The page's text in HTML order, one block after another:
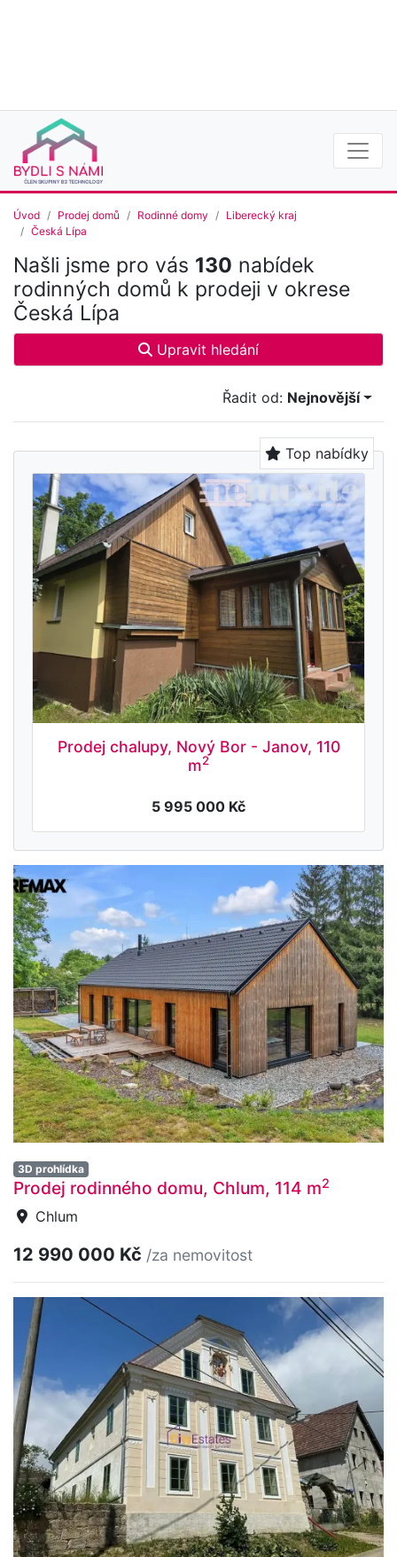
Úvod Prodej domů Rodinné domy
Liberecký kraj
Česká Lípa
Našli jsme pro vás 130 nabídek
rodinných domů k prodeji v okrese
Česká Lípa
Upravit hledání
Řadit od: Nejnovější
Top nabídky
Prodej chalupy, Nový Bor - Janov, 110
m2
5 995 000 Kč
3D prohlídka
Prodej rodinného domu, Chlum, 114 m2
Chlum
12 990 000 Kč /za nemovitost